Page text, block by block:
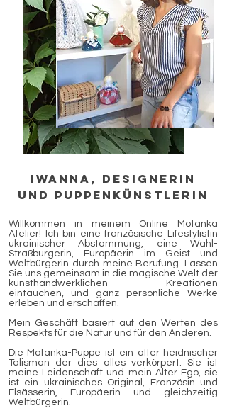
Iwanna, Designerin
und Puppenkünstlerin
Willkommen in meinem Online Motanka
Atelier! Ich bin eine französische Lifestylistin
ukrainischer Abstammung, eine Wahl-
Straßburgerin, Europäerin im Geist und
Weltbürgerin durch meine Berufung. Lassen
Sie uns gemeinsam in die magische Welt der
kunsthandwerklichen Kreationen
eintauchen, und ganz persönliche Werke
erleben und erschaffen.
Mein Geschäft basiert auf den Werten des
Respekts für die Natur und für den Anderen.
Die Motanka-Puppe ist ein alter heidnischer
Talisman der dies alles verkörpert. Sie ist
meine Leidenschaft und mein Alter Ego, sie
ist ein ukrainisches Original, Französin und
Elsässerin, Europäerin und gleichzeitig
Weltbürgerin.